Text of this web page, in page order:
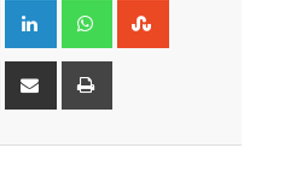
Google+ LinkedIn Whatsapp
Reddit
Share